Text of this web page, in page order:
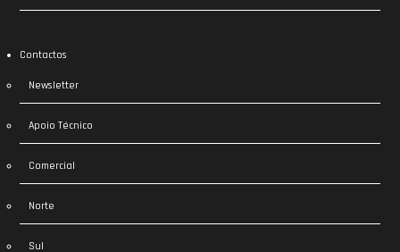
Contactos
Newsletter
Apoio Técnico
Comercial
Norte
Sul